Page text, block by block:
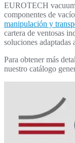
EUROTECH
componentes de
manipulación y
cartera de ventosas
soluciones adaptadas
Para obtener más
nuestro catálogo